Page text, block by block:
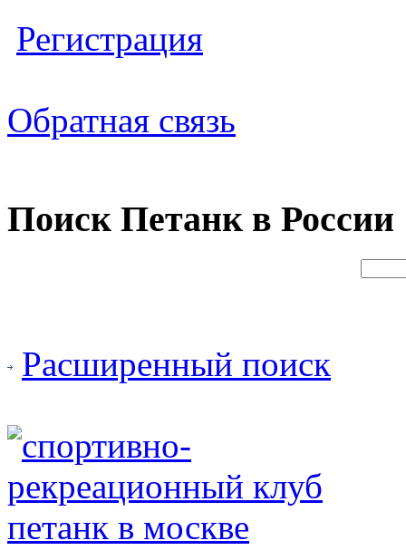
Регистрация
Обратная связь
Поиск Петанк в России
Расширенный поиск